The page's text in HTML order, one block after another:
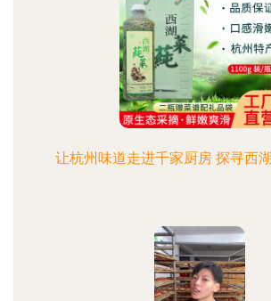
让杭州味道走进千家厨房 探寻西